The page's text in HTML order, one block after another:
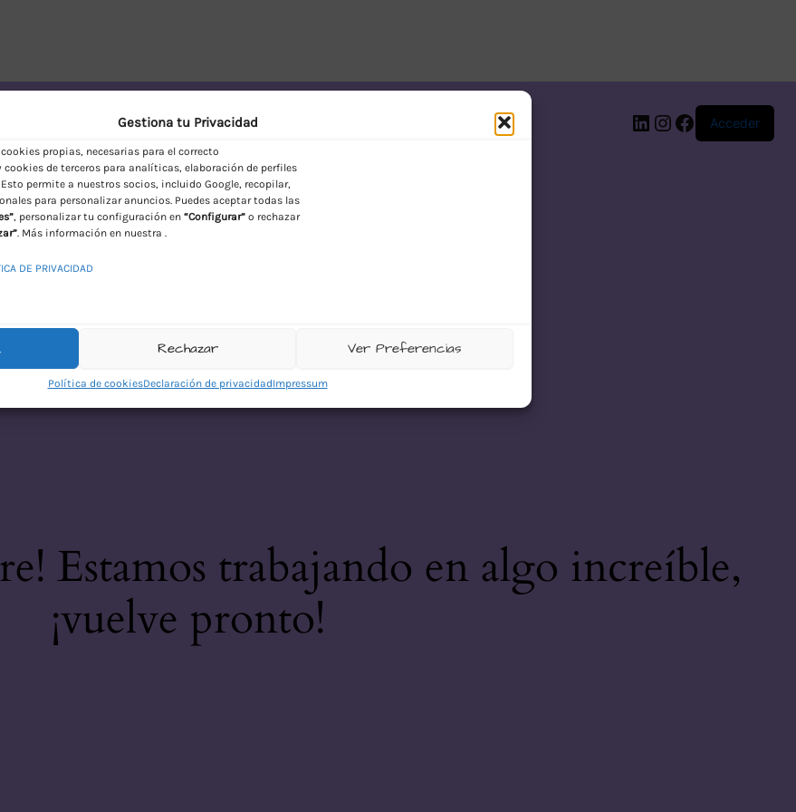
Gestiona tu Privacidad
propias, necesarias para el correcto
de terceros para analíticas, elaboración de perfiles
permite a nuestros socios, incluido Google, recopilar,
para personalizar anuncios. Puedes aceptar todas las
, personalizar tu configuración en “Configurar” o rechazar
. Más información en nuestra .
DE PRIVACIDAD
Rechazar Ver Preferencias
Política de cookiesDeclaración de privacidadImpressum
Discreto en España
LinkedIn
Instagram
Facebook
Acceder
Estamos trabajando en algo increíble,
¡vuelve pronto!